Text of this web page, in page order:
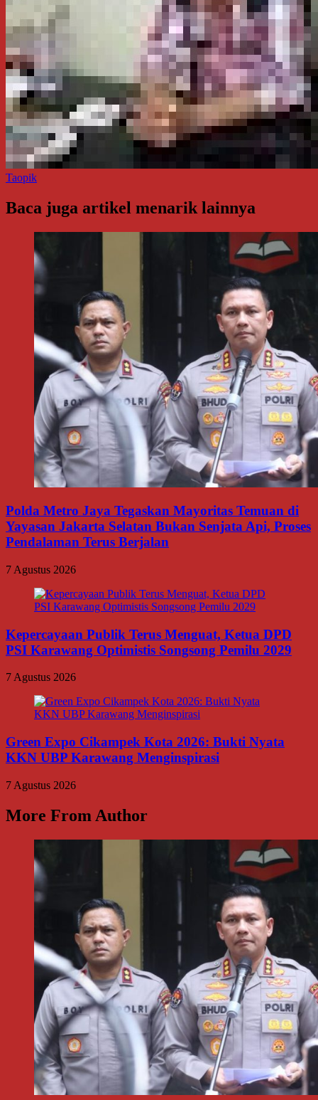
Taopik
Baca juga artikel menarik lainnya
Polda Metro Jaya Tegaskan Mayoritas Temuan di
Yayasan Jakarta Selatan Bukan Senjata Api, Proses
Pendalaman Terus Berjalan
7 Agustus 2026
Kepercayaan Publik Terus Menguat, Ketua DPD
PSI Karawang Optimistis Songsong Pemilu 2029
7 Agustus 2026
Green Expo Cikampek Kota 2026: Bukti Nyata
KKN UBP Karawang Menginspirasi
7 Agustus 2026
More From Author